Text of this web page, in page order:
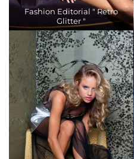
Fashion Editorial " Retro
Glitter "